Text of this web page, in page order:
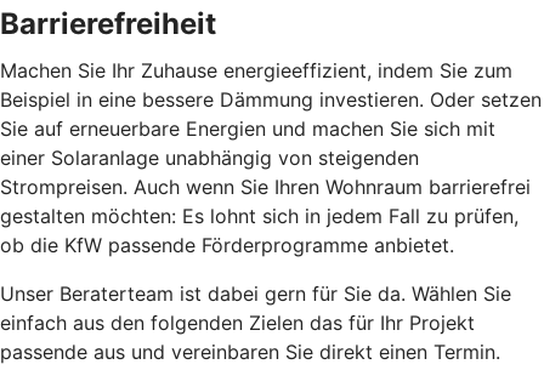
Barrierefreiheit
Machen Sie Ihr Zuhause energieeffizient, indem Sie zum
Beispiel in eine bessere Dämmung investieren. Oder setzen
Sie auf erneuerbare Energien und machen Sie sich mit
einer Solaranlage unabhängig von steigenden
Strompreisen. Auch wenn Sie Ihren Wohnraum barrierefrei
gestalten möchten: Es lohnt sich in jedem Fall zu prüfen,
ob die KfW passende Förderprogramme anbietet.
Unser Beraterteam ist dabei gern für Sie da. Wählen Sie
einfach aus den folgenden Zielen das für Ihr Projekt
passende aus und vereinbaren Sie direkt einen Termin.